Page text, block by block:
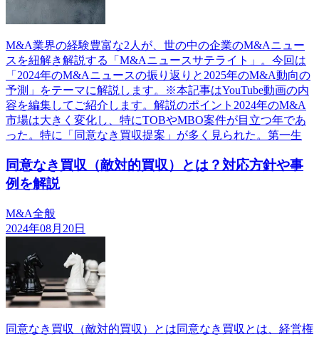
M&A業界の経験豊富な2人が、世の中の企業のM&Aニュー
スを紐解き解説する「M&Aニュースサテライト」。今回は
「2024年のM&Aニュースの振り返りと2025年のM&A動向の
予測」をテーマに解説します。※本記事はYouTube動画の内
容を編集してご紹介します。解説のポイント2024年のM&A
市場は大きく変化し、特にTOBやMBO案件が目立つ年であ
った。特に「同意なき買収提案」が多く見られた。第一生
同意なき買収（敵対的買収）とは？対応方針や事
例を解説
M&A全般
2024年08月20日
同意なき買収（敵対的買収）とは同意なき買収とは、経営権